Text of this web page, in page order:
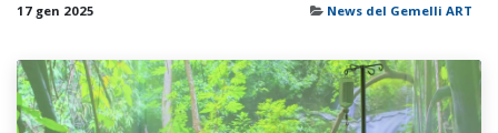
17 gen 2025 News del Gemelli ART